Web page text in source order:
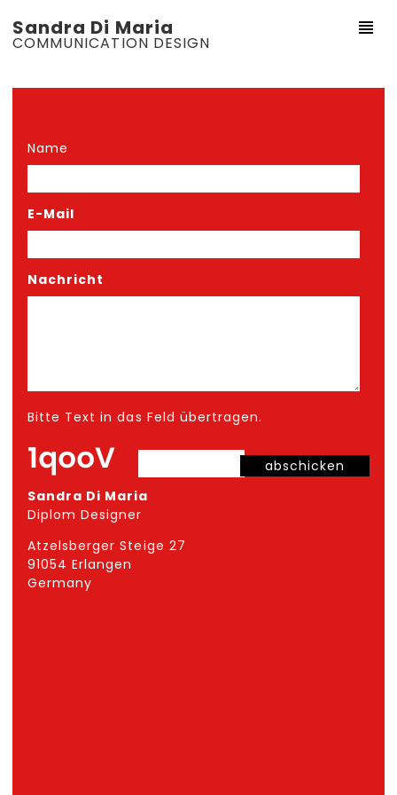
Sandra Di Maria
COMMUNICATION DESIGN
Name
E-Mail
Nachricht
Bitte Text in das Feld übertragen.
abschicken
Sandra Di Maria
Diplom Designer
Atzelsberger Steige 27
91054 Erlangen
Germany